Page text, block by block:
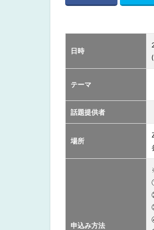
日時
テーマ
話題提供者
場所
申込み方法